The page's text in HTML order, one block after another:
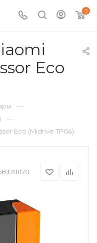
0
Eco
—
—
Eco (Midrive TP04)